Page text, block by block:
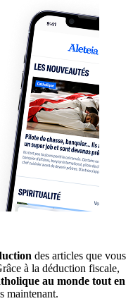
des articles que vous
à la déduction fiscale,
au monde tout en
maintenant.